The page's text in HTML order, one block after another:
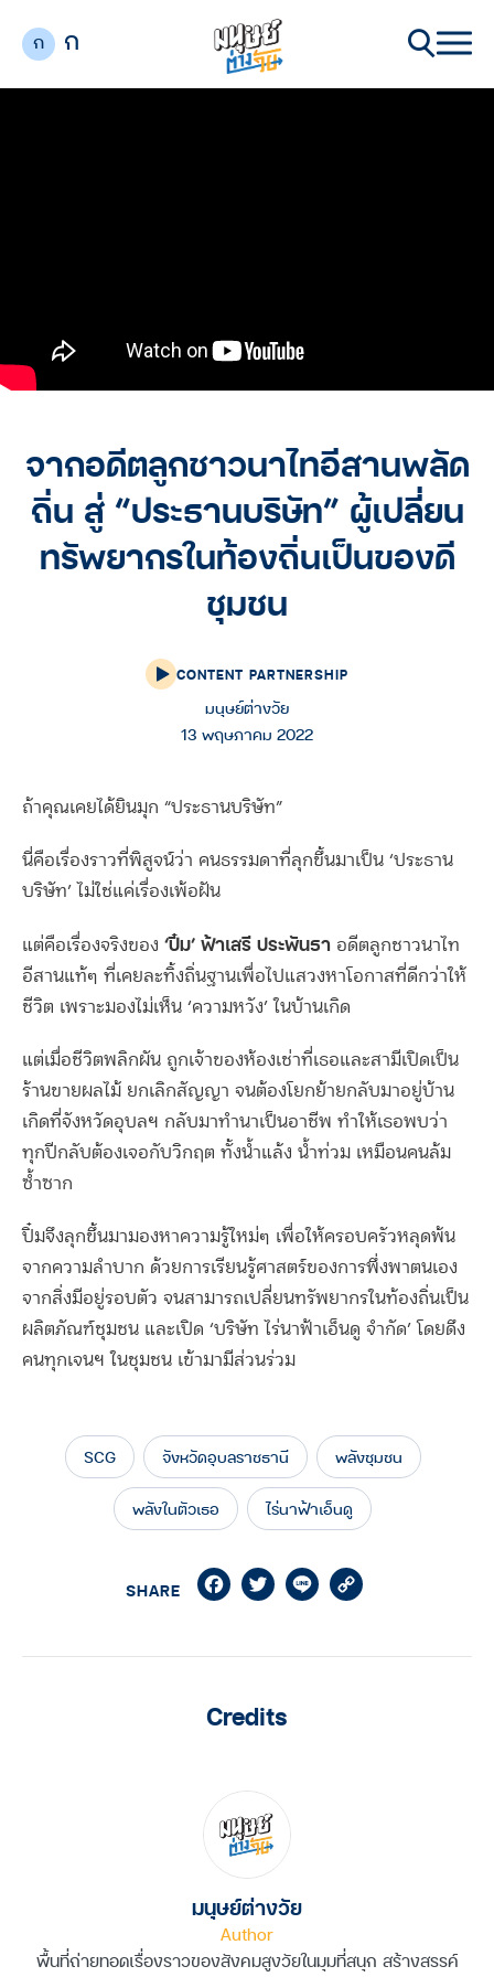
ก ก
จากอดีตลูกชาวนาไทอีสานพลัด
ถิ่น สู่ “ประธานบริษัท” ผู้เปลี่ยน
ทรัพยากรในท้องถิ่นเป็นของดี
ชุมชน
CONTENT PARTNERSHIP
มนุษย์ต่างวัย
13 พฤษภาคม 2022
ถ้าคุณเคยได้ยินมุก “ประธานบริษัท”
นี่คือเรื่องราวที่พิสูจน์ว่า คนธรรมดาที่ลุกขึ้นมาเป็น ‘ประธาน
บริษัท’ ไม่ใช่แค่เรื่องเพ้อฝัน
แต่คือเรื่องจริงของ ‘ปิ๋ม’ ฟ้าเสรี ประพันธา อดีตลูกชาวนาไท
อีสานแท้ๆ ที่เคยละทิ้งถิ่นฐานเพื่อไปแสวงหาโอกาสที่ดีกว่าให้
ชีวิต เพราะมองไม่เห็น ‘ความหวัง’ ในบ้านเกิด
แต่เมื่อชีวิตพลิกผัน ถูกเจ้าของห้องเช่าที่เธอและสามีเปิดเป็น
ร้านขายผลไม้ ยกเลิกสัญญา จนต้องโยกย้ายกลับมาอยู่บ้าน
เกิดที่จังหวัดอุบลฯ กลับมาทำนาเป็นอาชีพ ทำให้เธอพบว่า
ทุกปีกลับต้องเจอกับวิกฤต ทั้งน้ำแล้ง น้ำท่วม เหมือนคนล้ม
ซ้ำซาก
ปิ๋มจึงลุกขึ้นมามองหาความรู้ใหม่ๆ เพื่อให้ครอบครัวหลุดพ้น
จากความลำบาก ด้วยการเรียนรู้ศาสตร์ของการพึ่งพาตนเอง
จากสิ่งมีอยู่รอบตัว จนสามารถเปลี่ยนทรัพยากรในท้องถิ่นเป็น
ผลิตภัณฑ์ชุมชน และเปิด ‘บริษัท ไร่นาฟ้าเอ็นดู จำกัด’ โดยดึง
คนทุกเจนฯ ในชุมชน เข้ามามีส่วนร่วม
SCG จังหวัดอุบลราชธานี พลังชุมชน
พลังในตัวเธอ ไร่นาฟ้าเอ็นดู
SHARE FacebookTwitterLine
Credits
มนุษย์ต่างวัย
Author
พื้นที่ถ่ายทอดเรื่องราวของสังคมสูงวัยในมุมที่สนุก สร้างสรรค์